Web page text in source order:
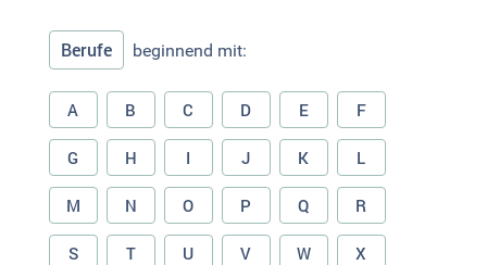
Berufe beginnend mit:
A B C D E F
G H I J K L
M N O P Q R
S T U V W X